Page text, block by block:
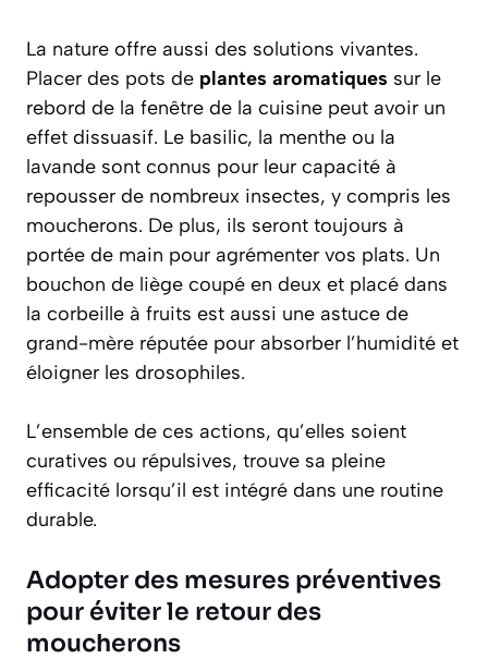
La nature offre aussi des solutions vivantes.
Placer des pots de plantes aromatiques sur le
rebord de la fenêtre de la cuisine peut avoir un
effet dissuasif. Le basilic, la menthe ou la
lavande sont connus pour leur capacité à
repousser de nombreux insectes, y compris les
moucherons. De plus, ils seront toujours à
portée de main pour agrémenter vos plats. Un
bouchon de liège coupé en deux et placé dans
la corbeille à fruits est aussi une astuce de
grand-mère réputée pour absorber l’humidité et
éloigner les drosophiles.
L’ensemble de ces actions, qu’elles soient
curatives ou répulsives, trouve sa pleine
efficacité lorsqu’il est intégré dans une routine
durable.
Adopter des mesures préventives
pour éviter le retour des
moucherons